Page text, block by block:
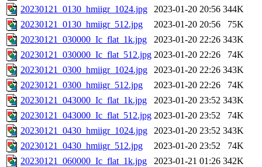
20230121_0130_hmiigr_1024.jpg
2023-01-20 20:56 344K
20230121_0130_hmiigr_512.jpg
2023-01-20 20:56
75K
20230121_030000_Ic_flat_1k.jpg
2023-01-20 22:26 343K
20230121_030000_Ic_flat_512.jpg 2023-01-20 22:26
74K
20230121_0300_hmiigr_1024.jpg
2023-01-20 22:26 343K
20230121_0300_hmiigr_512.jpg
2023-01-20 22:26
74K
20230121_043000_Ic_flat_1k.jpg
2023-01-20 23:52 343K
20230121_043000_Ic_flat_512.jpg 2023-01-20 23:52
74K
20230121_0430_hmiigr_1024.jpg
2023-01-20 23:52 343K
20230121_0430_hmiigr_512.jpg
2023-01-20 23:52
74K
20230121_060000_Ic_flat_1k.jpg
2023-01-21 01:26 342K